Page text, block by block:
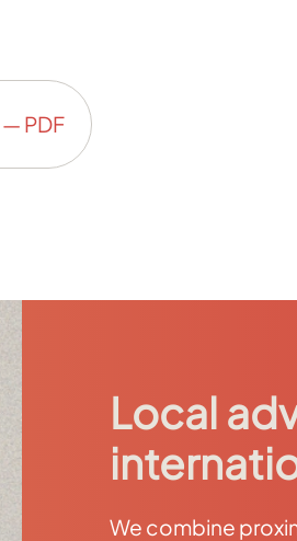
— PDF
Local
We combine